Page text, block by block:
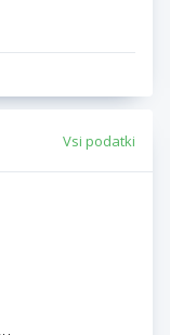
Vsi podatki